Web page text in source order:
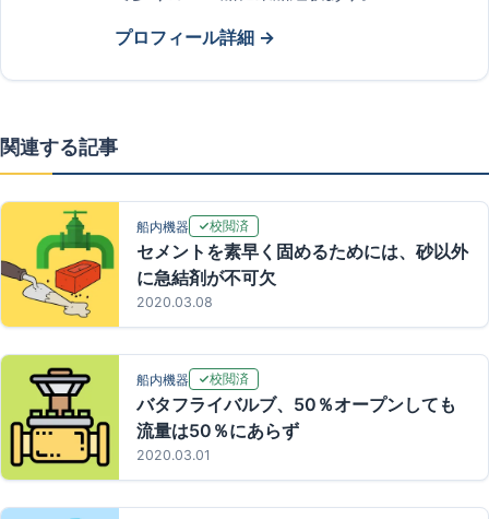
プロフィール詳細 →
関連する記事
船内機器 校閲済
セメントを素早く固めるためには、砂以外
に急結剤が不可欠
2020.03.08
船内機器 校閲済
バタフライバルブ、50％オープンしても
流量は50％にあらず
2020.03.01